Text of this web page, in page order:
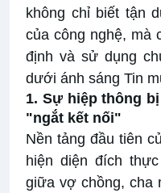
không chỉ biết tận
của công nghệ, mà
định và sử dụng
dưới ánh sáng Tin
1. Sự hiệp thông
"ngắt kết nối"
Nền tảng đầu tiên
hiện diện đích
giữa vợ chồng, cha